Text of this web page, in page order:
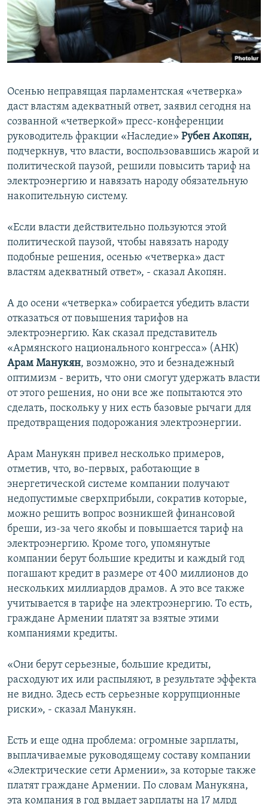
Հայերեն
English
Русский
Все сайты Радио Азатутюн
Осенью неправящая парламентская «четверка»
даст властям адекватный ответ, заявил сегодня на
созванной «четверкой» пресс-конференции
руководитель фракции «Наследие» Рубен Акопян,
подчеркнув, что власти, воспользовавшись жарой и
политической паузой, решили повысить тариф на
электроэнергию и навязать народу обязательную
накопительную систему.
«Если власти действительно пользуются этой
политической паузой, чтобы навязать народу
подобные решения, осенью «четверка» даст
властям адекватный ответ», - сказал Акопян.
А до осени «четверка» собирается убедить власти
отказаться от повышения тарифов на
электроэнергию. Как сказал представитель
«Армянского национального конгресса» (АНК)
Арам Манукян, возможно, это и безнадежный
оптимизм - верить, что они смогут удержать власти
от этого решения, но они все же попытаются это
сделать, поскольку у них есть базовые рычаги для
предотвращения подорожания электроэнергии.
Арам Манукян привел несколько примеров,
отметив, что, во-первых, работающие в
энергетической системе компании получают
недопустимые сверхприбыли, сократив которые,
можно решить вопрос возникшей финансовой
бреши, из-за чего якобы и повышается тариф на
электроэнергию. Кроме того, упомянутые
компании берут большие кредиты и каждый год
погашают кредит в размере от 400 миллионов до
нескольких миллиардов драмов. А это все также
учитывается в тарифе на электроэнергию. То есть,
граждане Армении платят за взятые этими
компаниями кредиты.
«Они берут серьезные, большие кредиты,
расходуют их или распыляют, в результате эффекта
не видно. Здесь есть серьезные коррупционные
риски», - сказал Манукян.
Есть и еще одна проблема: огромные зарплаты,
выплачиваемые руководящему составу компании
«Электрические сети Армении», за которые также
платят граждане Армении. По словам Манукяна,
эта компания в год выдает зарплаты на 17 млрд